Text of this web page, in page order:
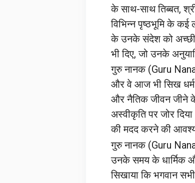
के साथ-साथ तिब्बत,
विभिन्न पृष्ठभूमि के कई
के उनके संदेश को अच्छी
भी दिए, जो उनके
गुरु नानक (Guru
और वे आज भी सिख धर्म
और नैतिक जीवन जीने
अस्वीकृति पर जोर
की मदद करने की
गुरु नानक (Guru
उनके समय के धार्मिक
सिखाया कि भगवान